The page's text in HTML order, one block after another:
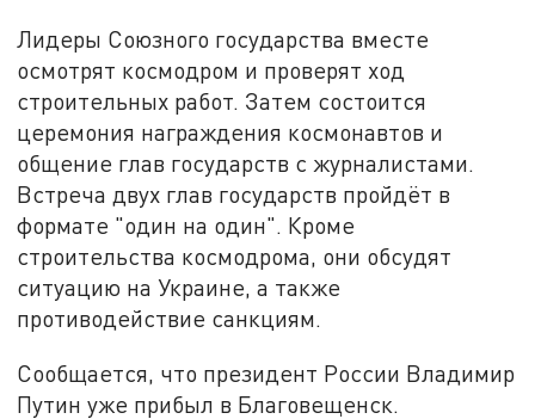
Лидеры Союзного государства вместе
осмотрят космодром и проверят ход
строительных работ. Затем состоится
церемония награждения космонавтов и
общение глав государств с журналистами.
Встреча двух глав государств пройдёт в
формате "один на один". Кроме
строительства космодрома, они обсудят
ситуацию на Украине, а также
противодействие санкциям.
Сообщается, что президент России Владимир
Путин уже прибыл в Благовещенск.